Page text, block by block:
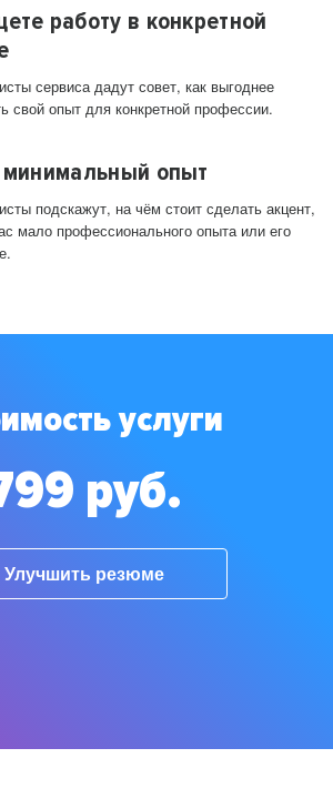
работу в конкретной
сервиса дадут совет, как выгоднее
свой опыт для конкретной профессии.
опыт
подскажут, на чём стоит сделать акцент,
мало профессионального опыта или его
услуги
руб.
Улучшить резюме